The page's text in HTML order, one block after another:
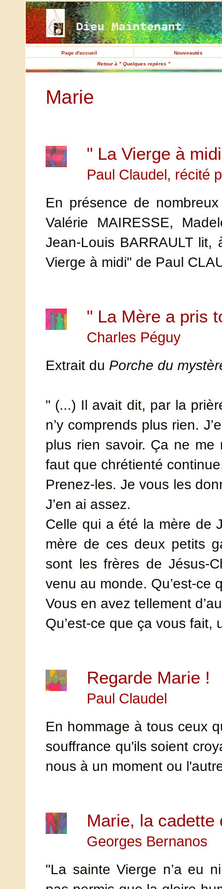
Page d'accueil
Nouveautés
Retour à " Quelques repères "
Marie
" La Vierge à
Paul Claudel, récité
En présence de
Valérie MAIRESSE,
Jean-Louis BARRAULT
Vierge à midi" de Paul
" La Mère a pris
Charles Péguy
Extrait du Porche du
" (...) Il avait dit, par la
n’y comprends plus rien.
plus rien savoir. Ça ne
faut que chrétienté
Prenez-les. Je vous les
J’en ai assez.
Celle qui a été la mère de
mère de ces deux petits
sont les frères de Jésus-
venu au monde. Qu’est-ce
Vous en avez tellement
Qu’est-ce que ça vous
Regarde Marie !
Paul Claudel
En hommage à tous ceux
souffrance qu'ils soient
nous à un moment ou
Marie, la cadette
Georges Bernanos
"La sainte Vierge n’a eu